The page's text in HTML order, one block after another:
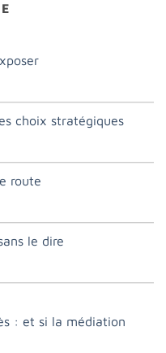
choix stratégiques
route
le dire
: et si la médiation